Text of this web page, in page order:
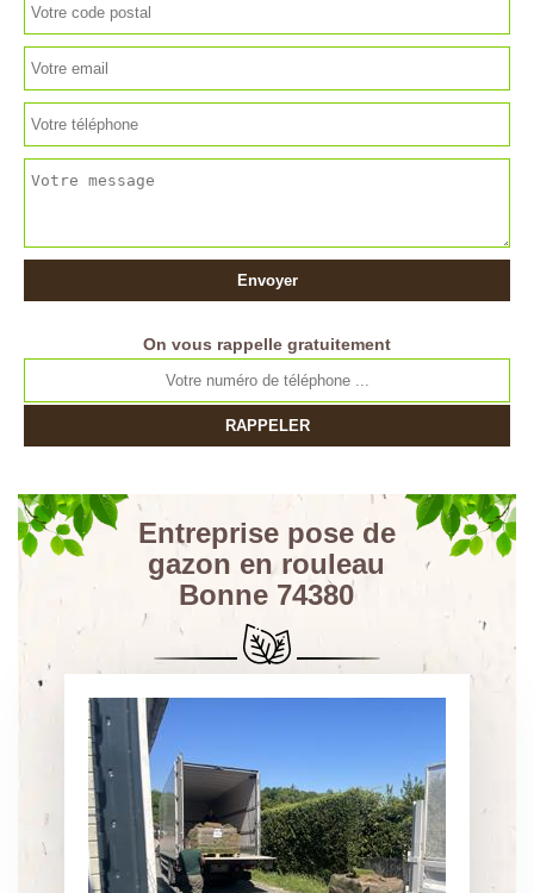
On vous rappelle gratuitement
Entreprise pose de
gazon en rouleau
Bonne 74380